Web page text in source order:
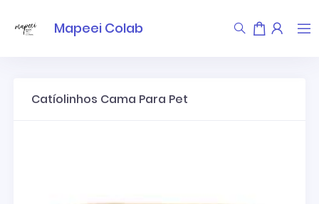
Mapeei Colab
Catíolinhos Cama Para Pet